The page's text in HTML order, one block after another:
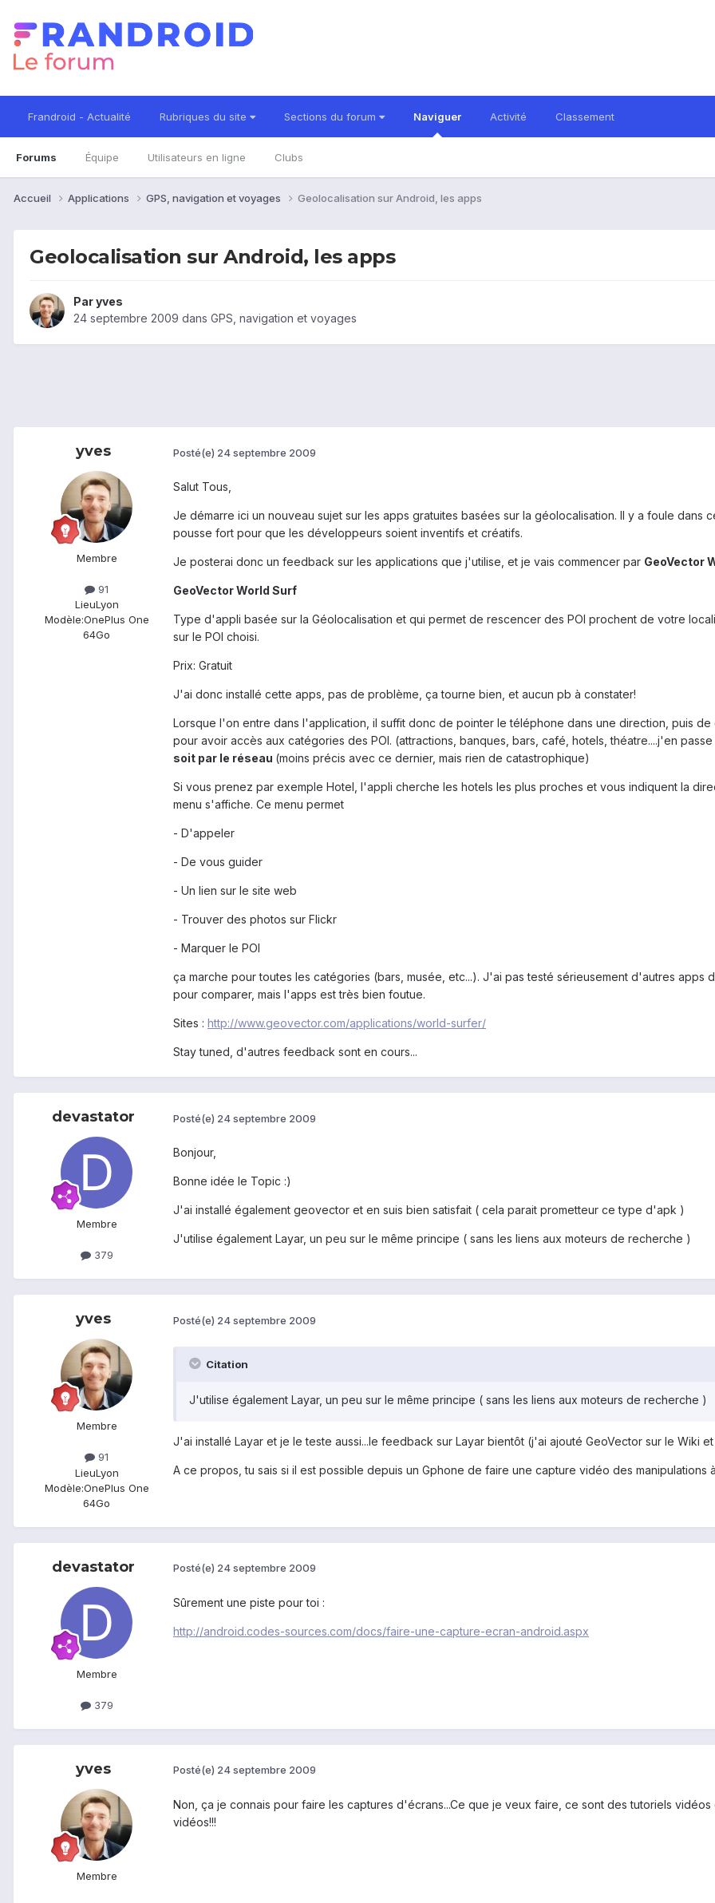
Frandroid - Actualité Rubriques du site Sections du forum Naviguer
Forums Équipe Utilisateurs en ligne Clubs
Activité Classement
Accueil Applications GPS, navigation et voyages Geolocalisation sur Android, les apps
Geolocalisation sur Android, les apps
Paryves
24 septembre 2009 dans GPS, navigation et voyages
yves
Membre
91
LieuLyon
Modèle:OnePlus One
64Go
Posté(e) 24 septembre 2009
Salut Tous,
Je démarre ici un nouveau sujet sur les apps gratuites basées sur la géolocalisation. Il y a foule
pousse fort pour que les développeurs soient inventifs et créatifs.
Je posterai donc un feedback sur les applications que j'utilise, et je vais commencer par GeoVector
GeoVector World Surf
Type d'appli basée sur la Géolocalisation et qui permet de rescencer des POI prochent de votre
sur le POI choisi.
Prix: Gratuit
J'ai donc installé cette apps, pas de problème, ça tourne bien, et aucun pb à constater!
Lorsque l'on entre dans l'application, il suffit donc de pointer le téléphone dans une direction, puis
pour avoir accès aux catégories des POI. (attractions, banques, bars, café, hotels, théatre....j'en
soit par le réseau (moins précis avec ce dernier, mais rien de catastrophique)
Si vous prenez par exemple Hotel, l'appli cherche les hotels les plus proches et vous indiquent la
menu s'affiche. Ce menu permet
- D'appeler
- De vous guider
- Un lien sur le site web
- Trouver des photos sur Flickr
- Marquer le POI
ça marche pour toutes les catégories (bars, musée, etc...). J'ai pas testé sérieusement d'autres
pour comparer, mais l'apps est très bien foutue.
Sites : http://www.geovector.com/applications/world-surfer/
Stay tuned, d'autres feedback sont en cours...
devastator
Membre
379
Posté(e) 24 septembre 2009
Bonjour,
Bonne idée le Topic :)
J'ai installé également geovector et en suis bien satisfait ( cela parait prometteur ce type d'apk )
J'utilise également Layar, un peu sur le même principe ( sans les liens aux moteurs de recherche )
yves
Membre
91
LieuLyon
Modèle:OnePlus One
64Go
Posté(e) 24 septembre 2009
Citation
J'utilise également Layar, un peu sur le même principe ( sans les liens aux moteurs de recherche )
J'ai installé Layar et je le teste aussi...le feedback sur Layar bientôt (j'ai ajouté GeoVector sur le Wiki
A ce propos, tu sais si il est possible depuis un Gphone de faire une capture vidéo des
devastator
Membre
379
Posté(e) 24 septembre 2009
Sûrement une piste pour toi :
http://android.codes-sources.com/docs/faire-une-capture-ecran-android.aspx
yves
Membre
Posté(e) 24 septembre 2009
Non, ça je connais pour faire les captures d'écrans...Ce que je veux faire, ce sont des tutoriels
vidéos!!!